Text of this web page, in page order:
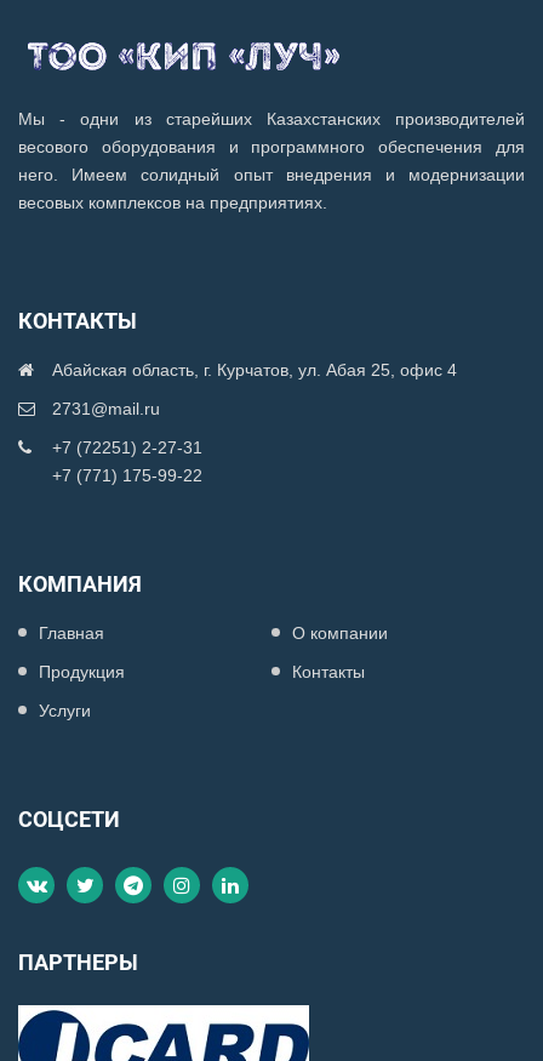
Мы - одни из старейших Казахстанских производителей
весового оборудования и программного обеспечения для
него. Имеем солидный опыт внедрения и модернизации
весовых комплексов на предприятиях.
КОНТАКТЫ
Абайская область, г. Курчатов, ул. Абая 25, офис 4
2731@mail.ru
+7 (72251) 2-27-31
+7 (771) 175-99-22
КОМПАНИЯ
Главная
Продукция
Услуги
О компании
Контакты
СОЦСЕТИ
ПАРТНЕРЫ